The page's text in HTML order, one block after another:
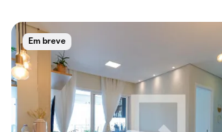
Em breve